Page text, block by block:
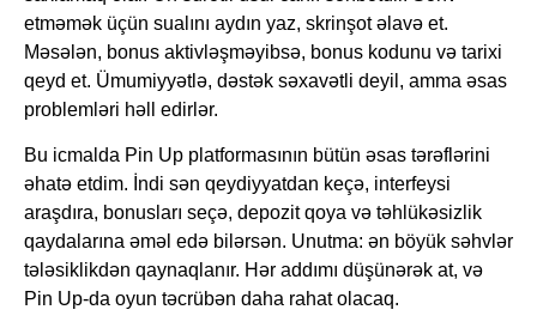
etməmək üçün sualını aydın yaz, skrinşot əlavə et.
Məsələn, bonus aktivləşməyibsə, bonus kodunu və tarixi
qeyd et. Ümumiyyətlə, dəstək səxavətli deyil, amma əsas
problemləri həll edirlər.
Bu icmalda Pin Up platformasının bütün əsas tərəflərini
əhatə etdim. İndi sən qeydiyyatdan keçə, interfeysi
araşdıra, bonusları seçə, depozit qoya və təhlükəsizlik
qaydalarına əməl edə bilərsən. Unutma: ən böyük səhvlər
tələsiklikdən qaynaqlanır. Hər addımı düşünərək at, və
Pin Up-da oyun təcrübən daha rahat olacaq.